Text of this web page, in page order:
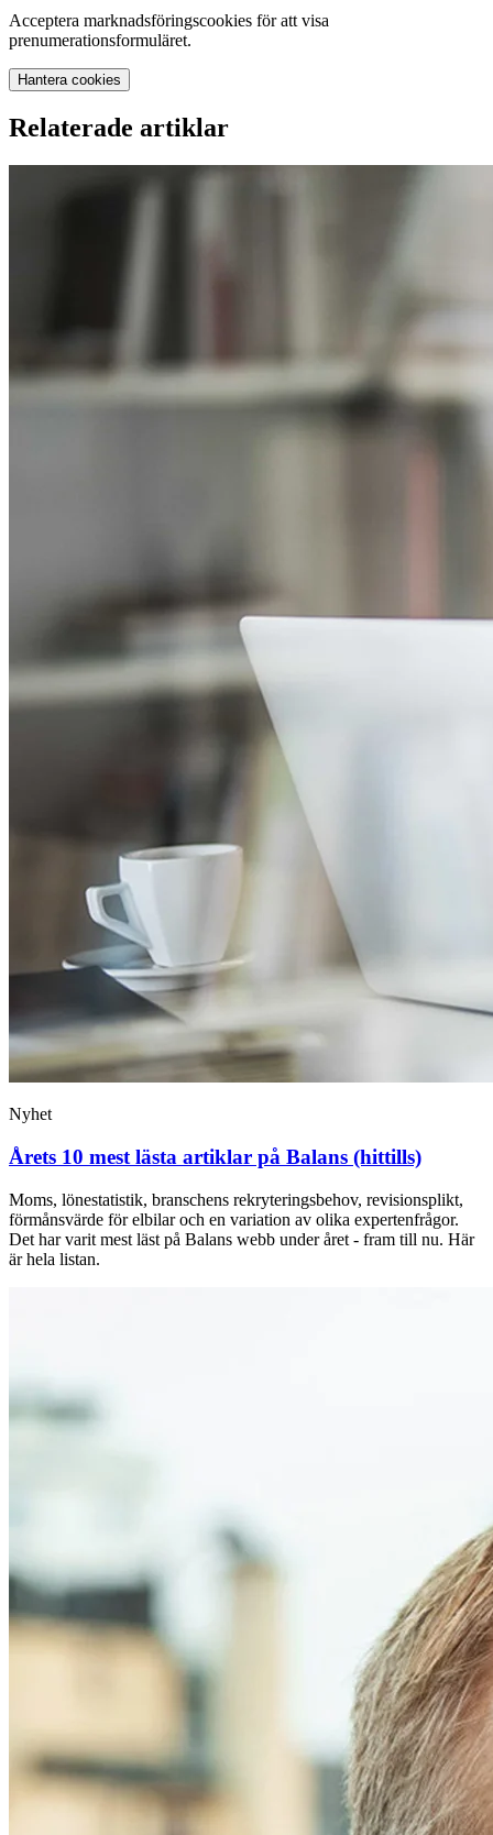
Acceptera marknadsföringscookies för att visa
prenumerationsformuläret.
Hantera cookies
Relaterade artiklar
Nyhet
Årets 10 mest lästa artiklar på Balans (hittills)
Moms, lönestatistik, branschens rekryteringsbehov, revisionsplikt,
förmånsvärde för elbilar och en variation av olika expertenfrågor.
Det har varit mest läst på Balans webb under året - fram till nu. Här
är hela listan.